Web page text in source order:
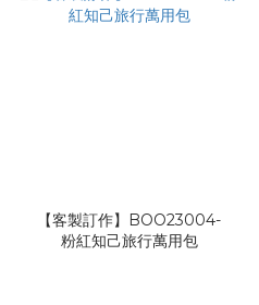
【客製訂作】BOO23004-
粉紅知己旅行萬用包